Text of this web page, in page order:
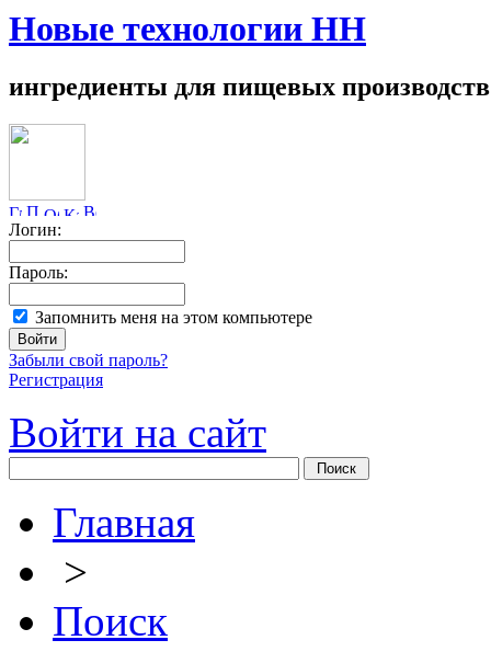
Новые технологии НН
ингредиенты для пищевых производств
Логин:
Пароль:
Запомнить меня на этом компьютере
Забыли свой пароль?
Регистрация
Войти на сайт
Главная
>
Поиск